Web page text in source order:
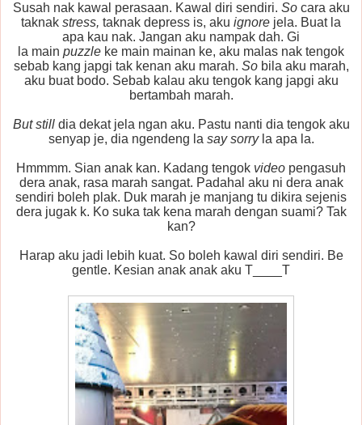
Susah nak kawal perasaan. Kawal diri sendiri. So cara aku
taknak stress, taknak depress is, aku ignore jela. Buat la
apa kau nak. Jangan aku nampak dah. Gi
la main puzzle ke main mainan ke, aku malas nak tengok
sebab kang japgi tak kenan aku marah. So bila aku marah,
aku buat bodo. Sebab kalau aku tengok kang japgi aku
bertambah marah.
But still dia dekat jela ngan aku. Pastu nanti dia tengok aku
senyap je, dia ngendeng la say sorry la apa la.
Hmmmm. Sian anak kan. Kadang tengok video pengasuh
dera anak, rasa marah sangat. Padahal aku ni dera anak
sendiri boleh plak. Duk marah je manjang tu dikira sejenis
dera jugak k. Ko suka tak kena marah dengan suami? Tak
kan?
Harap aku jadi lebih kuat. So boleh kawal diri sendiri. Be
gentle. Kesian anak anak aku T____T